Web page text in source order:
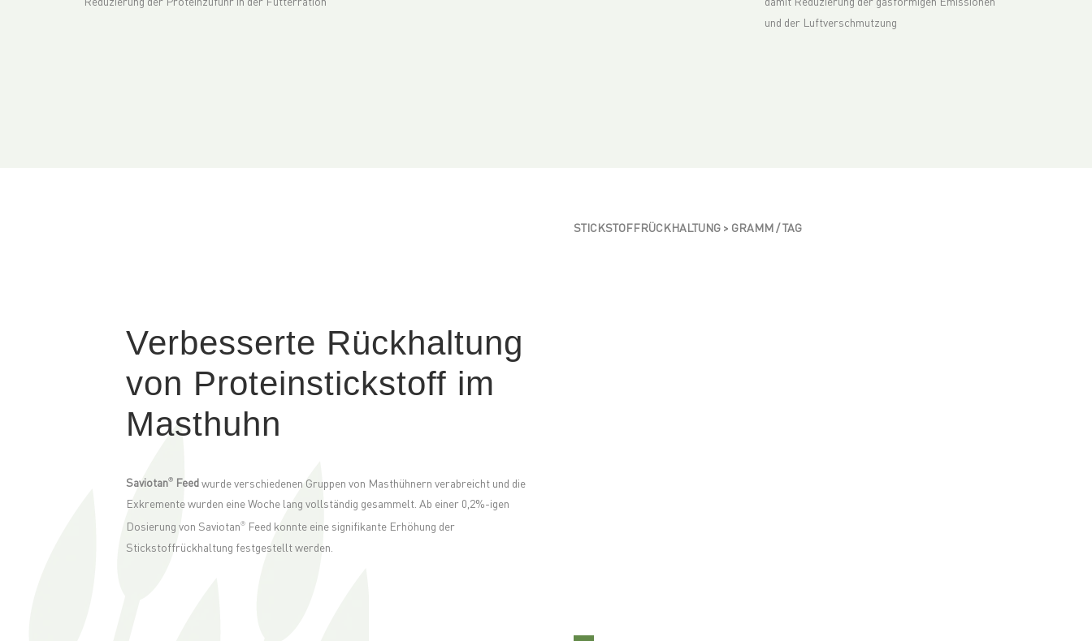
und der Luftverschmutzung
Verbesserte Rückhaltung
von Proteinstickstoff im
Masthuhn
Saviotan®Feedwurde verschiedenen Gruppen von Masthühnern verabreicht und die
Exkremente wurden eine Woche lang vollständig gesammelt. Ab einer 0,2%-igen
Dosierung von Saviotan®Feed konnte eine signifikante Erhöhung der
Stickstoffrückhaltung festgestellt werden.
STICKSTOFFRÜCKHALTUNG > GRAMM / TAG